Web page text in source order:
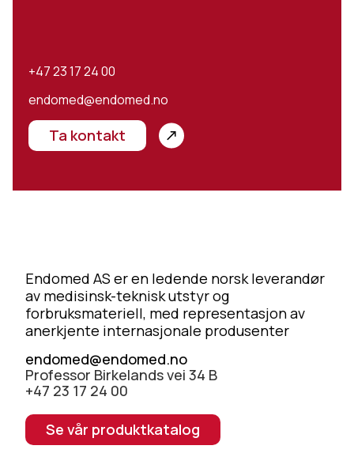
+47 23 17 24 00
endomed@endomed.no
Ta kontakt
Endomed AS er en ledende norsk leverandør
av medisinsk-teknisk utstyr og
forbruksmateriell, med representasjon av
anerkjente internasjonale produsenter
endomed@endomed.no
Professor Birkelands vei 34 B
+47 23 17 24 00
Se vår produktkatalog